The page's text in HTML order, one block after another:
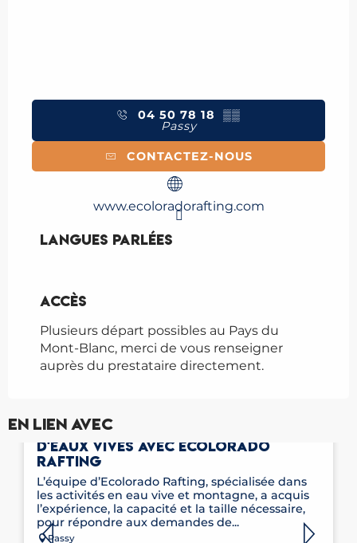
04 50 78 18 ▒▒
Passy
CONTACTEZ-NOUS
www.ecoloradorafting.com
Langues parlées
Langues parlées
Accès
Accès
Plusieurs départ possibles au Pays du
Mont-Blanc, merci de vous renseigner
auprès du prestataire directement.
En lien avec
SÉMINAIRE RAFTING ET ACTIVITÉS
D'EAUX VIVES AVEC ECOLORADO
RAFTING
L’équipe d’Ecolorado Rafting, spécialisée dans
les activités en eau vive et montagne, a acquis
l’expérience, la capacité et la taille nécessaire,
pour répondre aux demandes de...
Passy